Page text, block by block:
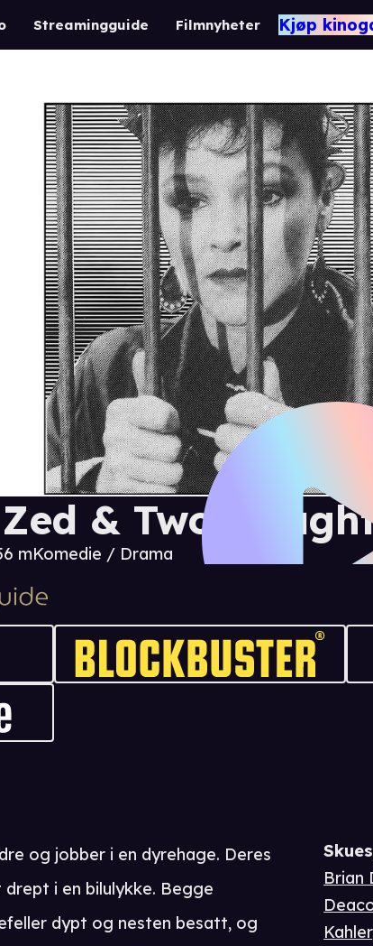
Streamingguide Filmnyheter Kjøp
& Two
mKomedie / Drama
Brian
Kahler
og jobber i en dyrehage. Deres
i en bilulykke. Begge
dypt og nesten besatt, og